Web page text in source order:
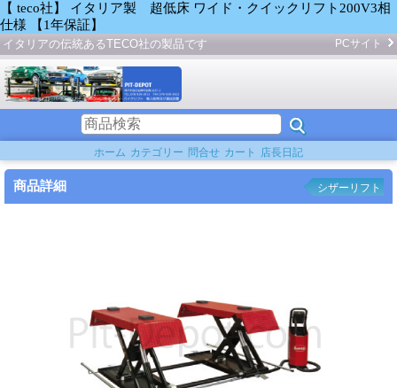
【 teco社】 イタリア製 超低床 ワイド・クイックリフト200V3相
仕様 【1年保証】
イタリアの伝統あるTECO社の製品です PCサイト
ホーム カテゴリー 問合せ カート 店長日記
商品詳細 シザーリフト